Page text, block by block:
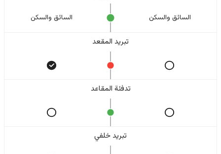
السائق والسکن السائق والسکن
تبريد المقعد
تدفئة المقاعد
تبريد خلفي